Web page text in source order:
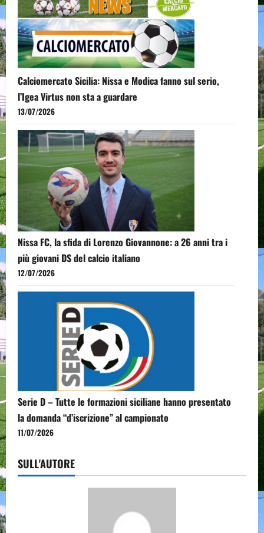
Calciomercato Sicilia: Nissa e Modica fanno sul serio,
l’Igea Virtus non sta a guardare
13/07/2026
Nissa FC, la sfida di Lorenzo Giovannone: a 26 anni tra i
più giovani DS del calcio italiano
12/07/2026
Serie D – Tutte le formazioni siciliane hanno presentato
la domanda “d’iscrizione” al campionato
11/07/2026
SULL'AUTORE